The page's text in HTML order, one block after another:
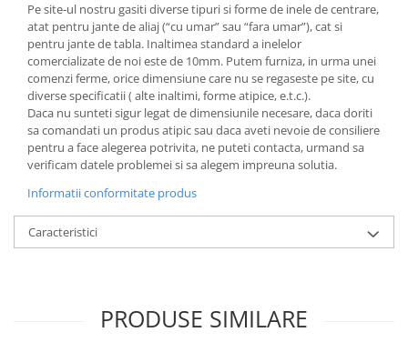
Pe site-ul nostru gasiti diverse tipuri si forme de inele de centrare,
atat pentru jante de aliaj (“cu umar” sau “fara umar”), cat si
pentru jante de tabla. Inaltimea standard a inelelor
comercializate de noi este de 10mm. Putem furniza, in urma unei
comenzi ferme, orice dimensiune care nu se regaseste pe site, cu
diverse specificatii ( alte inaltimi, forme atipice, e.t.c.).
Daca nu sunteti sigur legat de dimensiunile necesare, daca doriti
sa comandati un produs atipic sau daca aveti nevoie de consiliere
pentru a face alegerea potrivita, ne puteti contacta, urmand sa
verificam datele problemei si sa alegem impreuna solutia.
Informatii conformitate produs
Caracteristici
PRODUSE SIMILARE